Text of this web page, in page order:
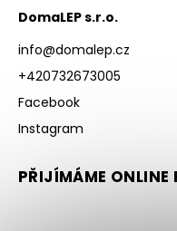
DomaLEP s.r.o.
info@domalep.cz
+420732673005
Facebook
Instagram
PŘIJÍMÁME ONLINE